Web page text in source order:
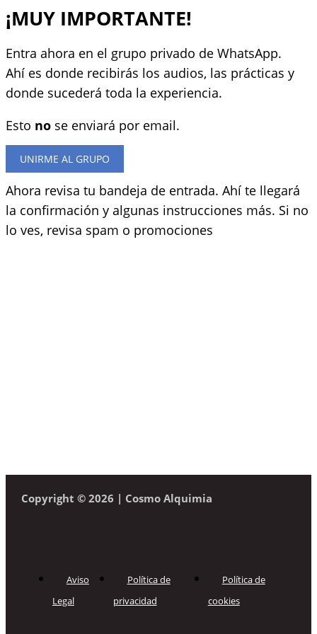
Ir
al
contenido
¡MUY IMPORTANTE!
Entra ahora en el grupo privado de WhatsApp.
Ahí es donde recibirás los audios, las prácticas y
donde sucederá toda la experiencia.
Esto no se enviará por email.
UNIRME AL GRUPO
Ahora revisa tu bandeja de entrada. Ahí te llegará
la confirmación y algunas instrucciones más. Si no
lo ves, revisa spam o promociones
Copyright © 2026 | Cosmo Alquimia
Aviso
Legal
Política de
privacidad
Política de
cookies